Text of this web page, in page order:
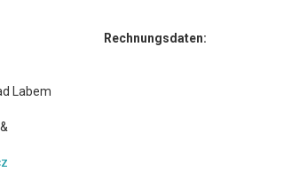
Labem
Rechnungsdaten: